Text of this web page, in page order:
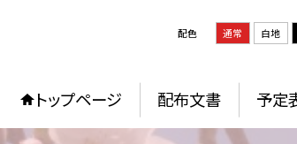
配色 通常 白地
トップページ 配布文書 予定